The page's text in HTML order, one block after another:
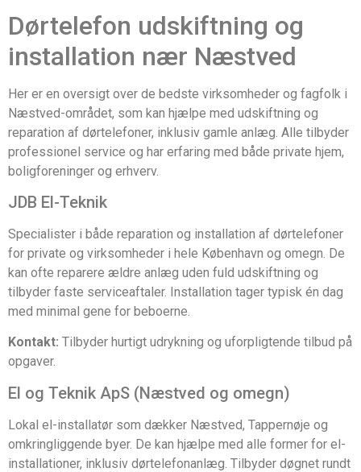
Dørtelefon udskiftning og
installation nær Næstved
Her er en oversigt over de bedste virksomheder og fagfolk i
Næstved-området, som kan hjælpe med udskiftning og
reparation af dørtelefoner, inklusiv gamle anlæg. Alle tilbyder
professionel service og har erfaring med både private hjem,
boligforeninger og erhverv.
JDB El-Teknik
Specialister i både reparation og installation af dørtelefoner
for private og virksomheder i hele København og omegn. De
kan ofte reparere ældre anlæg uden fuld udskiftning og
tilbyder faste serviceaftaler. Installation tager typisk én dag
med minimal gene for beboerne.
Kontakt: Tilbyder hurtigt udrykning og uforpligtende tilbud på
opgaver.
El og Teknik ApS (Næstved og omegn)
Lokal el-installatør som dækker Næstved, Tappernøje og
omkringliggende byer. De kan hjælpe med alle former for el-
installationer, inklusiv dørtelefonanlæg. Tilbyder døgnet rundt